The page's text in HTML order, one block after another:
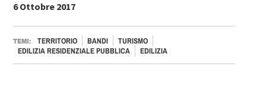
6 Ottobre 2017
TEMI: TERRITORIO BANDI
TURISMO
EDILIZIA RESIDENZIALE PUBBLICA
EDILIZIA